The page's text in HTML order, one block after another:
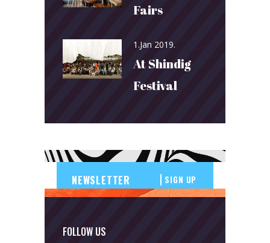
Fairs
1.Jan 2019.
At Shindig
Festival
SIGN UP
FOLLOW US